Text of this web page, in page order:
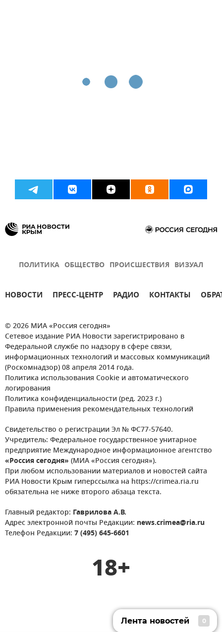
ПОЛИТИКА ОБЩЕСТВО ПРОИСШЕСТВИЯ ВИЗУАЛ
НОВОСТИ ПРЕСС-ЦЕНТР РАДИО КОНТАКТЫ
© 2026 МИА «Россия сегодня»
Сетевое издание РИА Новости зарегистрировано в
Федеральной службе по надзору в сфере связи,
информационных технологий и массовых коммуникаций
(Роскомнадзор) 08 апреля 2014 года.
Политика использования Cookie и автоматического
логирования
Политика конфиденциальности (ред. 2023 г.)
Правила применения рекомендательных технологий
Свидетельство о регистрации Эл № ФС77-57640.
Учредитель: Федеральное государственное унитарное
предприятие Международное информационное агентство
«Россия сегодня» (МИА «Россия сегодня»).
При любом использовании материалов и новостей сайта
РИА Новости Крым гиперссылка на https://crimea.ria.ru
обязательна не ниже второго абзаца текста.
Главный редактор: Гаврилова А.В.
Адрес электронной почты Редакции: news.crimea@ria.ru
Телефон Редакции: 7 (495) 645-6601
18+
Лента новостей 0